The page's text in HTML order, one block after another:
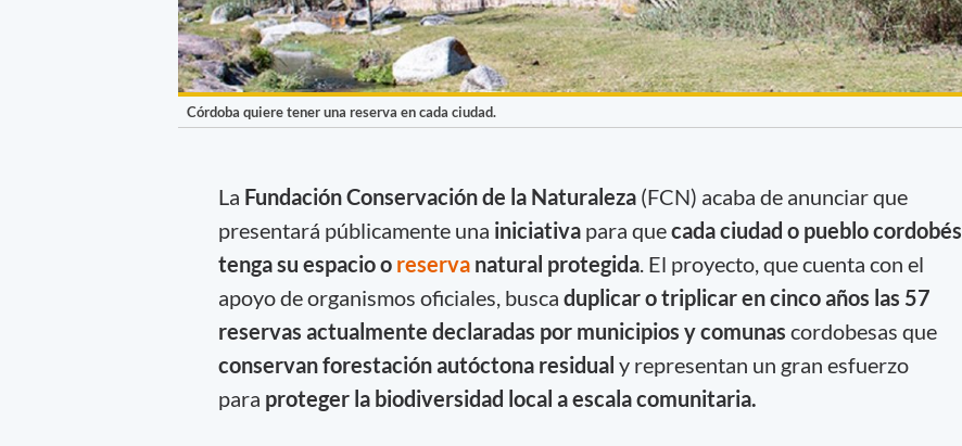
Córdoba quiere tener una reserva en cada ciudad.
La Fundación Conservación de la Naturaleza(FCN) acaba de anunciar que
presentará públicamente una iniciativa para quecada ciudad o pueblo cordobés
tenga su espacio o reserva natural protegida. El proyecto, que cuenta con el
apoyo de organismos oficiales, busca duplicar o triplicar en cinco años las 57
reservas actualmente declaradas por municipios y comunas cordobesas que
conservan forestación autóctona residual y representan un gran esfuerzo
para proteger la biodiversidad local a escala comunitaria.